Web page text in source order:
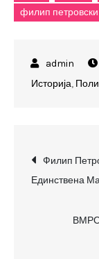
филип петровски
Историја,
Post
Филип
Единствена